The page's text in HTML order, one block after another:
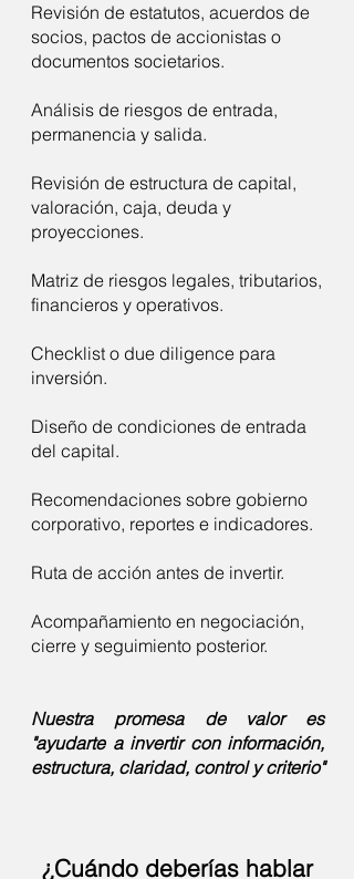
Revisión de estatutos, acuerdos de
socios, pactos de accionistas o
documentos societarios.
Análisis de riesgos de entrada,
permanencia y salida.
Revisión de estructura de capital,
valoración, caja, deuda y
proyecciones.
Matriz de riesgos legales, tributarios,
financieros y operativos.
Checklist o due diligence para
inversión.
Diseño de condiciones de entrada
del capital.
Recomendaciones sobre gobierno
corporativo, reportes e indicadores.
Ruta de acción antes de invertir.
Acompañamiento en negociación,
cierre y seguimiento posterior.
Nuestra promesa de valor es
"ayudarte a invertir con información,
estructura, claridad, control y criterio"
¿Cuándo deberías hablar